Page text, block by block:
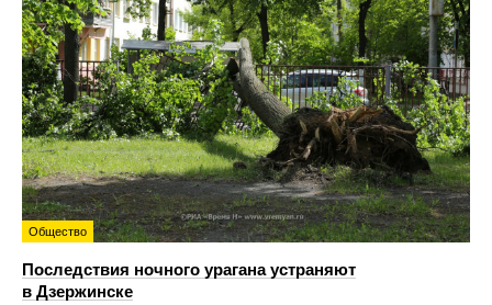
Общество
Последствия ночного урагана устраняют
в Дзержинске